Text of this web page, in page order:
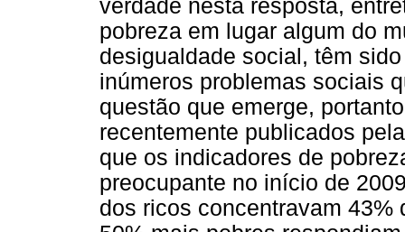
verdade nesta resposta,
pobreza em lugar algum do
desigualdade social, têm
inúmeros problemas sociais
questão que emerge,
recentemente publicados
que os indicadores de
preocupante no início de
dos ricos concentravam